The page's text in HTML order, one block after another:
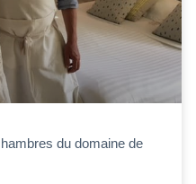
du domaine de